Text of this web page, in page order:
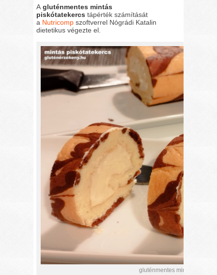
A gluténmentes mintás
piskótatekercs tápérték számítását
a Nutricomp szoftverrel Nógrádi Katalin
dietetikus végezte el.
gluténmentes mintás